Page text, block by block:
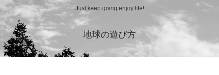
Just keep going enjoy life!
地球の遊び方